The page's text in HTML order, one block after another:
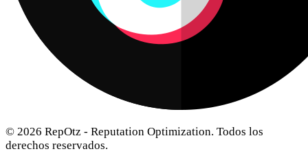
© 2026 RepOtz - Reputation Optimization. Todos los
derechos reservados.